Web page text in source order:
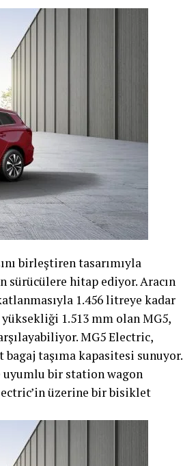
birleştiren tasarımıyla
sürücülere hitap ediyor. Aracın
1.456 litreye kadar
1.513 mm olan MG5,
MG5 Electric,
taşıma kapasitesi sunuyor.
uyumlu bir station wagon
üzerine bir bisiklet